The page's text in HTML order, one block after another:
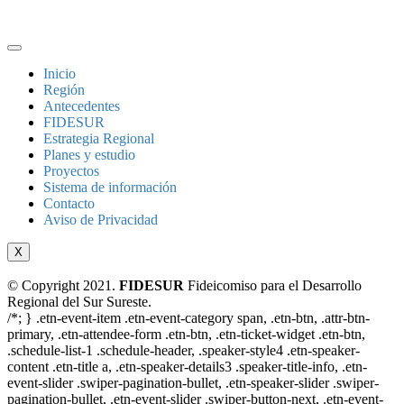
Inicio
Región
Antecedentes
FIDESUR
Estrategia Regional
Planes y estudio
Proyectos
Sistema de información
Contacto
Aviso de Privacidad
X
© Copyright 2021. FIDESUR Fideicomiso para el Desarrollo
Regional del Sur Sureste.
/*; } .etn-event-item .etn-event-category span, .etn-btn, .attr-btn-
primary, .etn-attendee-form .etn-btn, .etn-ticket-widget .etn-btn,
.schedule-list-1 .schedule-header, .speaker-style4 .etn-speaker-
content .etn-title a, .etn-speaker-details3 .speaker-title-info, .etn-
event-slider .swiper-pagination-bullet, .etn-speaker-slider .swiper-
pagination-bullet, .etn-event-slider .swiper-button-next, .etn-event-